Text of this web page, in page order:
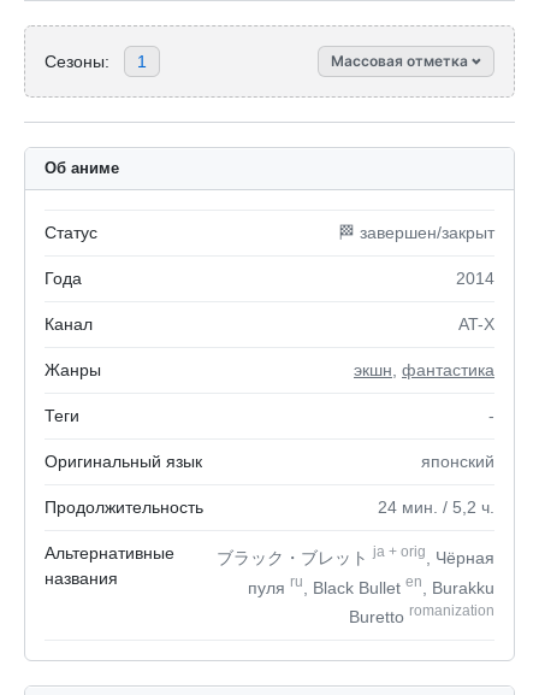
Сезоны: 1 Массовая отметка
Об аниме
Статус 🏁 завершен/закрыт
Года 2014
Канал AT-X
Жанры экшн фантастика
Теги -
Оригинальный язык японский
Продолжительность 24 мин. / 5,2 ч.
Альтернативные
названия
ブラック・ブレットja + orig
, Чёрная
пуля ru , Black Bullet en
, Burakku
Buretto romanization